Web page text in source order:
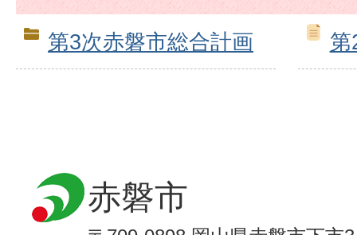
第3次赤磐市総合計画 第
赤磐市